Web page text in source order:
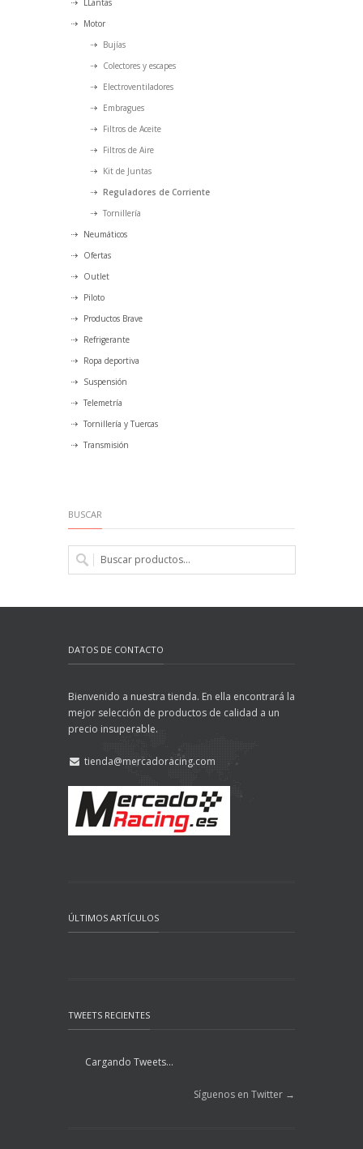
Motor
Bujías
Colectores y escapes
Electroventiladores
Embragues
Filtros de Aceite
Filtros de Aire
Kit de Juntas
Reguladores de Corriente
Tornillería
Neumáticos
Ofertas
Outlet
Piloto
Productos Brave
Refrigerante
Ropa deportiva
Suspensión
Telemetría
Tornillería y Tuercas
Transmisión
BUSCAR
DATOS DE CONTACTO
Bienvenido a nuestra tienda. En ella encontrará la
mejor selección de productos de calidad a un
precio insuperable.
tienda@mercadoracing.com
ÚLTIMOS ARTÍCULOS
TWEETS RECIENTES
Cargando Tweets...
Síguenos en Twitter →